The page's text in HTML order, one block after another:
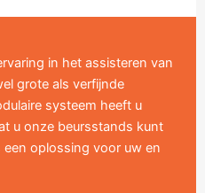
in het assisteren van
grote als verfijnde
systeem heeft u
u onze beursstands kunt
oplossing voor uw en